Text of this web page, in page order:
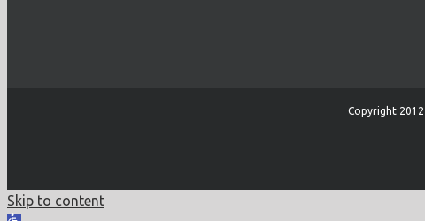
Copyright
Skip to content